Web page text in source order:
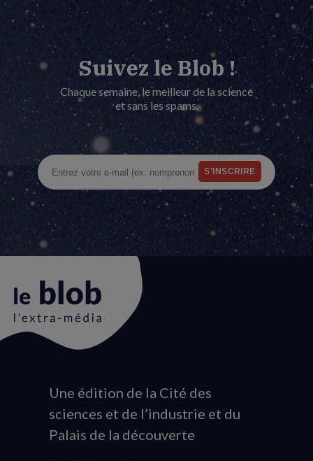
Suivez le Blob !
Chaque semaine, le meilleur de la science
et sans les spams.
Animation
du
logo
Une édition de la Cité des
sciences et de l’industrie et du
Palais de la découverte